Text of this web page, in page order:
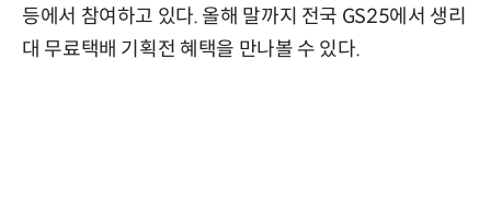
등에서 참여하고 있다. 올해 말까지 전국 GS25에서 생리
대 무료택배 기획전 혜택을 만나볼 수 있다.